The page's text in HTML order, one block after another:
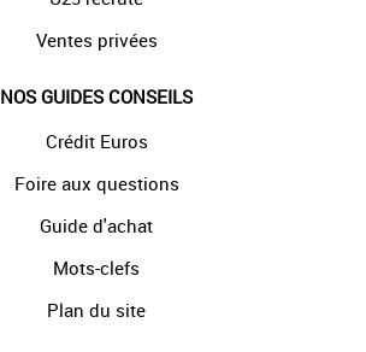
Ventes privées
NOS GUIDES CONSEILS
Crédit Euros
Foire aux questions
Guide d'achat
Mots-clefs
Plan du site